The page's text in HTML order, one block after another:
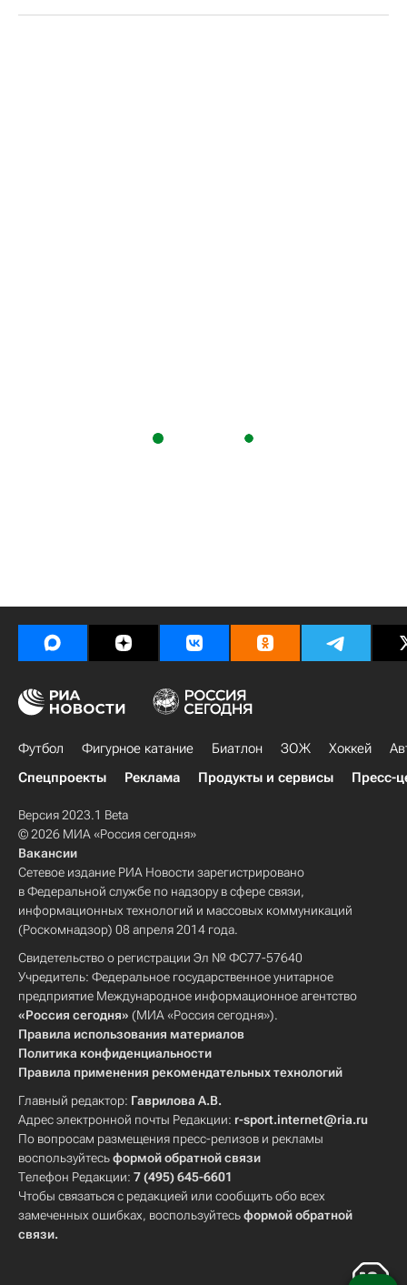
Футбол Фигурное катание Биатлон ЗОЖ Хоккей
Спецпроекты
Реклама Продукты и сервисы Пресс-
Версия 2023.1 Beta
© 2026 МИА «Россия сегодня»
Вакансии
Сетевое издание РИА Новости зарегистрировано
в Федеральной службе по надзору в сфере связи,
информационных технологий и массовых коммуникаций
(Роскомнадзор) 08 апреля 2014 года.
Свидетельство о регистрации Эл № ФС77-57640
Учредитель: Федеральное государственное унитарное
предприятие Международное информационное агентство
«Россия сегодня» (МИА «Россия сегодня»).
Правила использования материалов
Политика конфиденциальности
Правила применения рекомендательных технологий
Главный редактор: Гаврилова А.В.
Адрес электронной почты Редакции: r-sport.internet@ria.ru
По вопросам размещения пресс-релизов и рекламы
воспользуйтесьформой обратной связи
Телефон Редакции: 7 (495) 645-6601
Чтобы связаться с редакцией или сообщить обо всех
замеченных ошибках, воспользуйтесьформой обратной
связи.